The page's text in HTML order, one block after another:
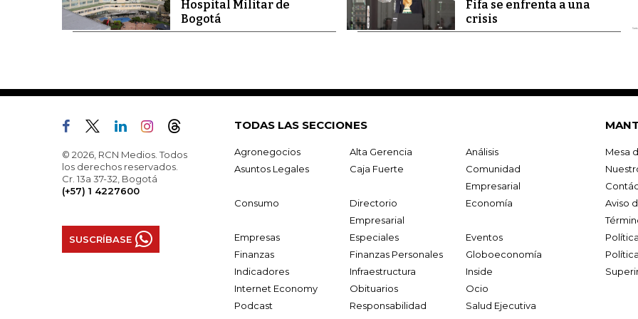
Hospital Militar de
Bogotá
Fifa se enfrenta a una
crisis
© 2026, RCN Medios. Todos
los derechos reservados.
Cr. 13a 37-32, Bogotá
(+57) 1 4227600
SUSCRÍBASE
TODAS LAS SECCIONES
Agronegocios Alta Gerencia
Análisis
Asuntos Legales
Caja Fuerte
Comunidad
Empresarial
Consumo
Directorio
Empresarial
Economía
Empresas Especiales
Eventos
Finanzas
Finanzas Personales
Globoeconomía
Indicadores
Infraestructura
Inside
Internet Economy
Obituarios
Ocio
Podcast
Responsabilidad
Salud Ejecutiva
Mesa
Aviso